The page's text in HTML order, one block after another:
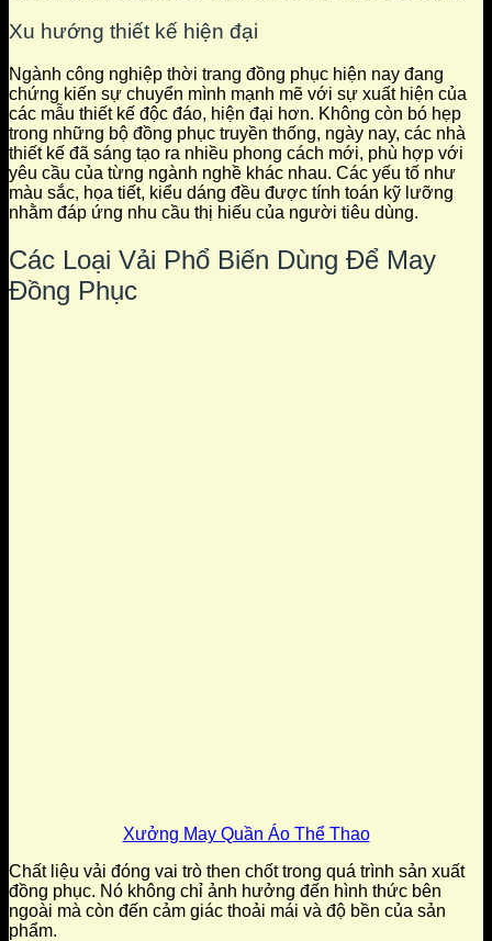
Xu hướng thiết kế hiện đại
Ngành công nghiệp thời trang đồng phục hiện nay đang
chứng kiến sự chuyển mình mạnh mẽ với sự xuất hiện của
các mẫu thiết kế độc đáo, hiện đại hơn. Không còn bó hẹp
trong những bộ đồng phục truyền thống, ngày nay, các nhà
thiết kế đã sáng tạo ra nhiều phong cách mới, phù hợp với
yêu cầu của từng ngành nghề khác nhau. Các yếu tố như
màu sắc, họa tiết, kiểu dáng đều được tính toán kỹ lưỡng
nhằm đáp ứng nhu cầu thị hiếu của người tiêu dùng.
Các Loại Vải Phổ Biến Dùng Để May
Đồng Phục
Xưởng May Quần Áo Thể Thao
Chất liệu vải đóng vai trò then chốt trong quá trình sản xuất
đồng phục. Nó không chỉ ảnh hưởng đến hình thức bên
ngoài mà còn đến cảm giác thoải mái và độ bền của sản
phẩm.